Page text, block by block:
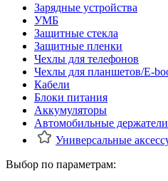
Зарядные устройства
УМБ
Защитные стекла
Защитные пленки
Чехлы для телефонов
Чехлы для планшетов/E-
Кабели
Блоки питания
Аккумуляторы
Автомобильные держатели
Универсальные
Выбор по параметрам: